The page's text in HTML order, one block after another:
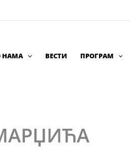
НАМА ВЕСТИ ПРОГРАМ